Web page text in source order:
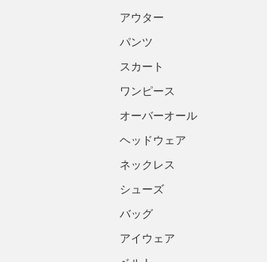
アウター
パンツ
スカート
ワンピース
オーバーオール
ヘッドウェア
ネックレス
シューズ
バッグ
アイウェア